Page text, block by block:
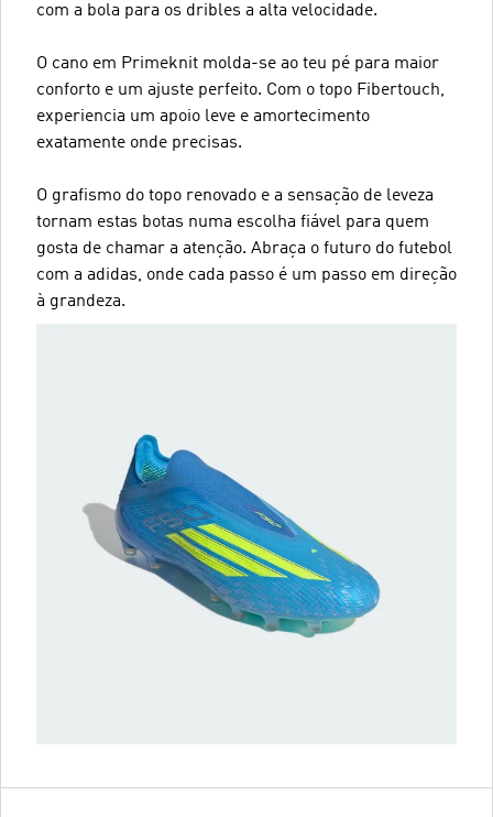
com a bola para os dribles a alta velocidade.
O cano em Primeknit molda-se ao teu pé para maior
conforto e um ajuste perfeito. Com o topo Fibertouch,
experiencia um apoio leve e amortecimento
exatamente onde precisas.
O grafismo do topo renovado e a sensação de leveza
tornam estas botas numa escolha fiável para quem
gosta de chamar a atenção. Abraça o futuro do futebol
com a adidas, onde cada passo é um passo em direção
à grandeza.